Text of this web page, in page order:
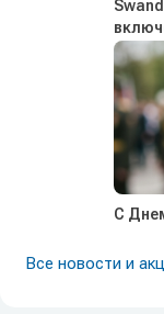
С
Все новости и